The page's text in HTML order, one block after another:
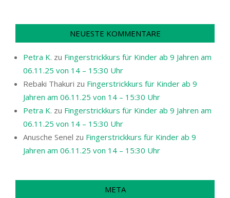
NEUESTE KOMMENTARE
Petra K. zu Fingerstrickkurs für Kinder ab 9 Jahren am
06.11.25 von 14 – 15:30 Uhr
Rebaki Thakuri zu Fingerstrickkurs für Kinder ab 9
Jahren am 06.11.25 von 14 – 15:30 Uhr
Petra K. zu Fingerstrickkurs für Kinder ab 9 Jahren am
06.11.25 von 14 – 15:30 Uhr
Anusche Senel zu Fingerstrickkurs für Kinder ab 9
Jahren am 06.11.25 von 14 – 15:30 Uhr
META